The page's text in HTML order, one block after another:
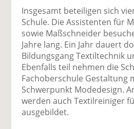
Insgesamt beteiligen sich
Schule. Die Assistenten für
sowie Maßschneider
Jahre lang. Ein Jahr dauert
Bildungsgang Textiltechnik
Ebenfalls teil nehmen die
Fachoberschule Gestaltung
Schwerpunkt Modedesign.
werden auch Textilreiniger
ausgebildet.